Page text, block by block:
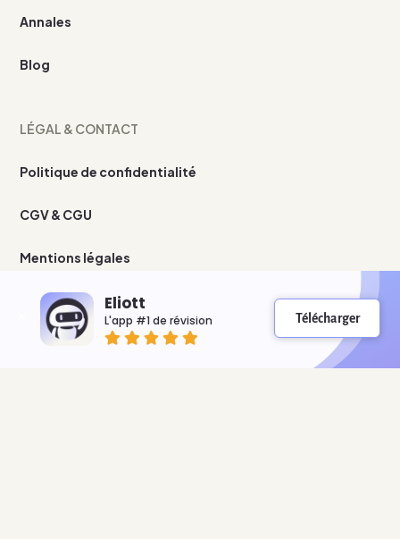
Annales
Blog
LÉGAL & CONTACT
Politique de confidentialité
CGV & CGU
Mentions légales
Nous contacterEliott
L'app #1 de révision Télécharger